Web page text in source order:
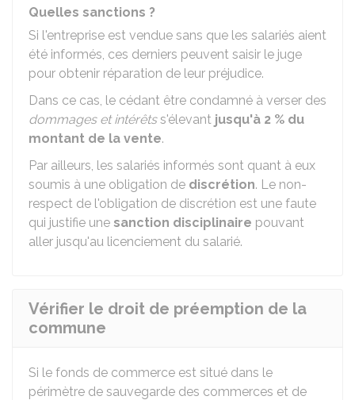
Quelles sanctions ?
Si l'entreprise est vendue sans que les salariés aient
été informés, ces derniers peuvent saisir le juge
pour obtenir réparation de leur préjudice.
Dans ce cas, le cédant être condamné à verser des
dommages et intérêtss'élevant jusqu'à 2 % du
montant de la vente.
Par ailleurs, les salariés informés sont quant à eux
soumis à une obligation de discrétion. Le non-
respect de l'obligation de discrétion est une faute
qui justifie une sanction disciplinaire pouvant
aller jusqu'au licenciement du salarié.
Vérifier le droit de préemption de la
commune
Si le fonds de commerce est situé dans le
périmètre de sauvegarde des commerces et de